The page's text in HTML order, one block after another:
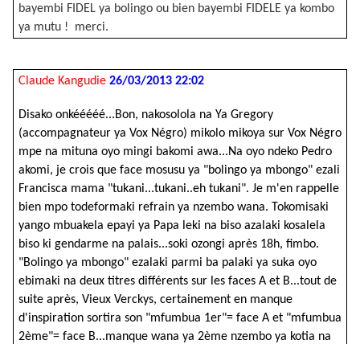
bayembi FIDEL ya bolingo ou bien bayembi FIDELE ya kombo
ya mutu ! merci.
Claude Kangudie 26/03/2013 22:02
Disako onkééééé...Bon, nakosolola na Ya Gregory
(accompagnateur ya Vox Négro) mikolo mikoya sur Vox Négro
mpe na mituna oyo mingi bakomi awa...Na oyo ndeko Pedro
akomi, je crois que face mosusu ya "bolingo ya mbongo" ezali
Francisca mama "tukani...tukani..eh tukani". Je m'en rappelle
bien mpo todeformaki refrain ya nzembo wana. Tokomisaki
yango mbuakela epayi ya Papa leki na biso azalaki kosalela
biso ki gendarme na palais...soki ozongi après 18h, fimbo.
"Bolingo ya mbongo" ezalaki parmi ba palaki ya suka oyo
ebimaki na deux titres différents sur les faces A et B...tout de
suite après, Vieux Verckys, certainement en manque
d'inspiration sortira son "mfumbua 1er"= face A et "mfumbua
2ème"= face B...manque wana ya 2ème nzembo ya kotia na